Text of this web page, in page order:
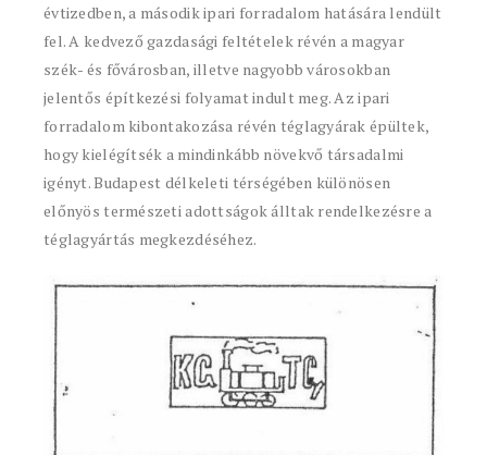
évtizedben, a második ipari forradalom hatására lendült
fel. A kedvező gazdasági feltételek révén a magyar
szék- és fővárosban, illetve nagyobb városokban
jelentős építkezési folyamat indult meg. Az ipari
forradalom kibontakozása révén téglagyárak épültek,
hogy kielégítsék a mindinkább növekvő társadalmi
igényt. Budapest délkeleti térségében különösen
előnyös természeti adottságok álltak rendelkezésre a
téglagyártás megkezdéséhez.